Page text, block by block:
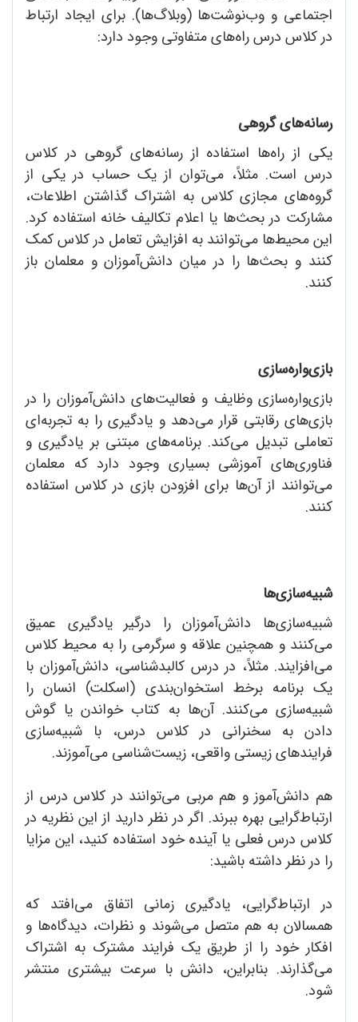
اجتماعی و وب‌نوشت‌ها (وبلاگ‌ها). ‌برای ایجاد ارتباط
در کلاس درس راه‌های متفاوتی وجود دارد:
رسانه‌های گروهی
یکی از راه‌ها استفاده از رسانه‌های گروهی در کلاس
درس است. مثلاً، می‌توان از یک حساب در یکی از
گروه‌های مجازی کلاس به اشتراک گذاشتن اطلاعات،
مشارکت در بحث‌ها یا اعلام تکالیف خانه استفاده کرد.
این محیط‌ها می‌توانند به افزایش تعامل در کلاس کمک
کنند و بحث‌ها را در میان دانش‌آموزان و معلمان باز
کنند.
بازی‌واره‌سازی
بازی‌واره‌سازی وظایف و فعالیت‌های دانش‌آموزان را در
بازی‌های رقابتی قرار می‌دهد و یادگیری را به تجربه‌ای
تعاملی تبدیل می‌کند. برنامه‌های مبتنی بر یادگیری و
فناوری‌های آموزشی بسیاری وجود دارد که معلمان
می‌توانند از آن‌ها برای افزودن بازی در کلاس استفاده
کنند.
‌شبیه‌سازی‌ها
‌شبیه‌سازی‌ها دانش‌آموزان را درگیر یادگیری عمیق
می‌کنند و همچنین علاقه و سرگرمی را به محیط کلاس
می‌افزایند. مثلاً، در درس کالبدشناسی، دانش‌آموزان با
یک برنامه برخط استخوان‌بندی (اسکلت) انسان را
شبیه‌سازی می‌کنند. آن‌ها به کتاب خواندن یا گوش
دادن به سخنرانی در کلاس درس، با ‌شبیه‌سازی
فرایندهای زیستی واقعی، زیست‌شناسی می‌آموزند.
هم دانش‌آموز و هم مربی می‌توانند در کلاس درس از
‌ارتباط‌گرایی بهره‌ ببرند. اگر در نظر دارید از این نظریه در
کلاس درس فعلی یا آینده خود استفاده کنید، این مزایا
را در نظر داشته باشید:
در ارتباط‌گرایی، یادگیری زمانی اتفاق می‌افتد که
همسالان به هم متصل می‌شوند و نظرات، دیدگاه‌ها و
افکار خود را از طریق یک فرایند مشترک به اشتراک
می‌گذارند. بنابراین، دانش با سرعت بیشتری منتشر
شود.